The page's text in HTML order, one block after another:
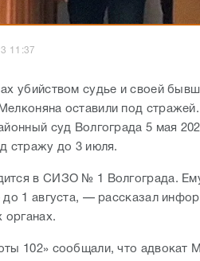
11:37
убийством судье и своей
оставили под
суд Волгограда 5 мая
стражу до 3 июля.
в СИЗО № 1 Волгограда.
1 августа, — рассказал
органах.
102» сообщали, что адвокат